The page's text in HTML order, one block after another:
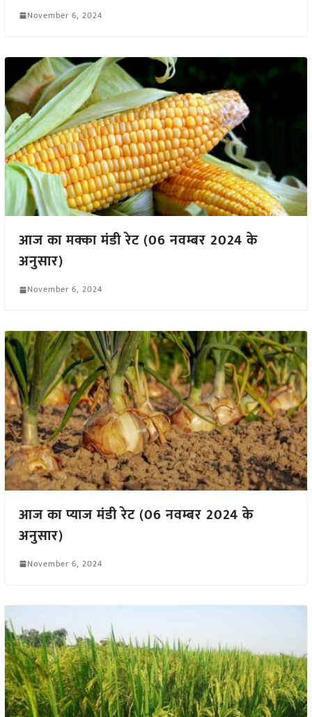
November 6, 2024
आज का मक्का मंडी रेट (06 नवम्बर 2024 के
अनुसार)
November 6, 2024
आज का प्याज मंडी रेट (06 नवम्बर 2024 के
अनुसार)
November 6, 2024